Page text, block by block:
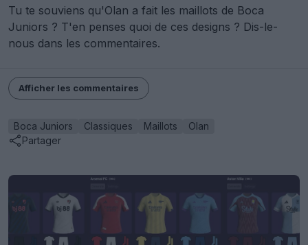
Tu te souviens qu'Olan a fait les maillots de Boca
Juniors ? T'en penses quoi de ces designs ? Dis-le-
nous dans les commentaires.
Afficher les commentaires
Boca Juniors Classiques Maillots
Olan
Partager